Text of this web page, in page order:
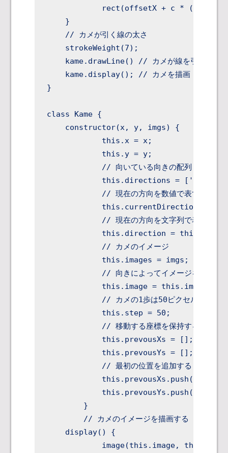
rect(offsetX + c * (gutter
    }
    // カメが引く線の太さ
    strokeWeight(7);
    kame.drawLine() // カメが線を引く
    kame.display(); // カメを描画
}
class Kame {
    constructor(x, y, imgs) {
            this.x = x;
            this.y = y;
// 向いている向きの配列 [右、下
this.directions =
            // 現在の方向を数値で表す
            this.currentDirection = 0;
            // 現在の方向を文字列で表す
this.direction =
            // カメのイメージ
            this.images = imgs;
            // 向きによってイメージを変える
this.image =
// カメの1歩は50ピクセル = グリ
            this.step = 50;
            // 移動する座標を保持する配列
            this.prevousXs = [];
            this.prevousYs = [];
            // 最初の位置を追加する
        }
        // カメのイメージを描画する
    display() {
image(this.image, this.x,